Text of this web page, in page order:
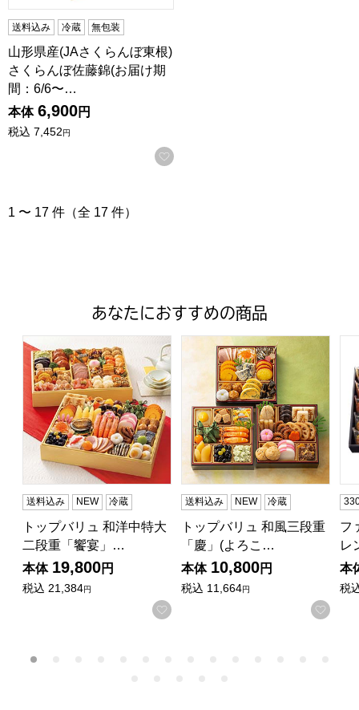
送料込み 冷蔵 無包装
山形県産(JAさくらんぼ東根)
さくらんぼ佐藤錦(お届け期
間：6/6〜…
本体 6,900円
税込 7,452円
お気に入りに登録する
1 〜 17 件（全 17 件）
あなたにおすすめの商品
トップバリュ 和洋中特大二段重「饗宴」(きょうえん)【4
送料込み NEW 冷蔵
トップバリュ 和洋中特大
二段重「饗宴」…
本体 19,800円
税込 21,384円
お気に入りに登録する
トップバリュ 和風三段重「
送料込み NEW 冷蔵
トップバリュ 和風三段重
「慶」(よろこ…
本体 10,800円
税込 11,664円
お気
フ
レ
本
税